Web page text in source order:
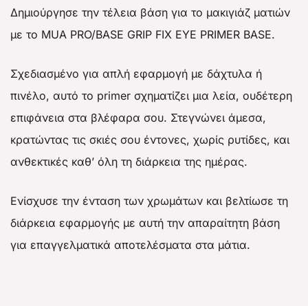
Δημιούργησε την τέλεια βάση για το μακιγιάζ ματιών
με το MUA PRO/BASE GRIP FIX EYE PRIMER BASE.
Σχεδιασμένο για απλή εφαρμογή με δάχτυλα ή
πινέλο, αυτό το primer σχηματίζει μια λεία, ουδέτερη
επιφάνεια στα βλέφαρα σου. Στεγνώνει άμεσα,
κρατώντας τις σκιές σου έντονες, χωρίς ρυτίδες, και
ανθεκτικές καθ’ όλη τη διάρκεια της ημέρας.
Ενίσχυσε την ένταση των χρωμάτων και βελτίωσε τη
διάρκεια εφαρμογής με αυτή την απαραίτητη βάση
για επαγγελματικά αποτελέσματα στα μάτια.